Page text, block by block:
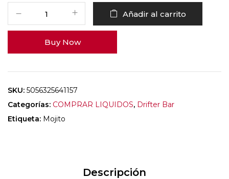
Añadir al carrito
Buy Now
SKU: 5056325641157
Categorías: COMPRAR LIQUIDOS, Drifter Bar
Etiqueta: Mojito
Descripción